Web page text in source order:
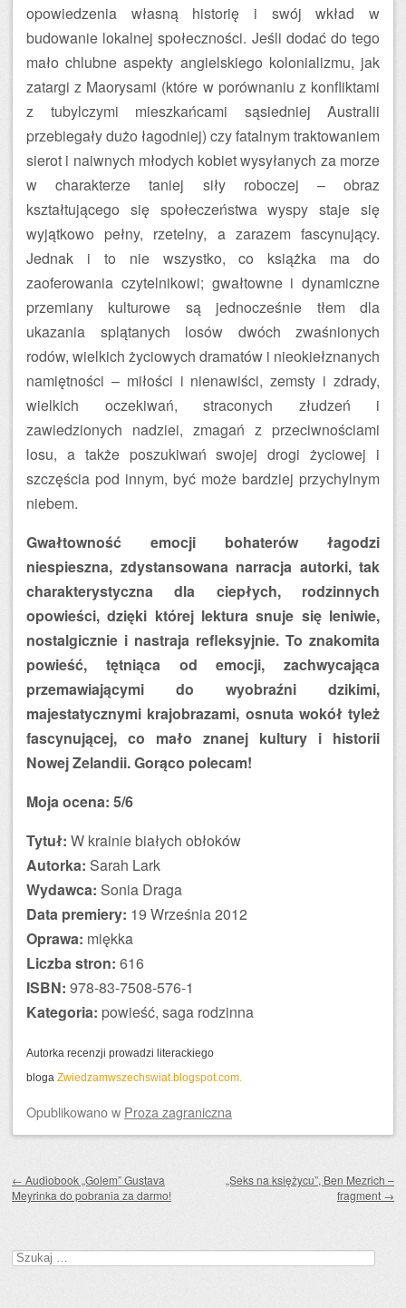
opowiedzenia własną historię i swój wkład w
budowanie lokalnej społeczności. Jeśli dodać do tego
mało chlubne aspekty angielskiego kolonializmu, jak
zatargi z Maorysami (które w porównaniu z konfliktami
z tubylczymi mieszkańcami sąsiedniej Australii
przebiegały dużo łagodniej) czy fatalnym traktowaniem
sierot i naiwnych młodych kobiet wysyłanych za morze
w charakterze taniej siły roboczej – obraz
kształtującego się społeczeństwa wyspy staje się
wyjątkowo pełny, rzetelny, a zarazem fascynujący.
Jednak i to nie wszystko, co książka ma do
zaoferowania czytelnikowi; gwałtowne i dynamiczne
przemiany kulturowe są jednocześnie tłem dla
ukazania splątanych losów dwóch zwaśnionych
rodów, wielkich życiowych dramatów i nieokiełznanych
namiętności – miłości i nienawiści, zemsty i zdrady,
wielkich oczekiwań, straconych złudzeń i
zawiedzionych nadziei, zmagań z przeciwnościami
losu, a także poszukiwań swojej drogi życiowej i
szczęścia pod innym, być może bardziej przychylnym
niebem.
Gwałtowność emocji bohaterów łagodzi
niespieszna, zdystansowana narracja autorki, tak
charakterystyczna dla ciepłych, rodzinnych
opowieści, dzięki której lektura snuje się leniwie,
nostalgicznie i nastraja refleksyjnie. To znakomita
powieść, tętniąca od emocji, zachwycająca
przemawiającymi do wyobraźni dzikimi,
majestatycznymi krajobrazami, osnuta wokół tyleż
fascynującej, co mało znanej kultury i historii
Nowej Zelandii. Gorąco polecam!
Moja ocena: 5/6
Tytuł: W krainie białych obłoków
Autorka: Sarah Lark
Wydawca: Sonia Draga
Data premiery: 19 Września 2012
Oprawa: miękka
Liczba stron: 616
ISBN: 978-83-7508-576-1
Kategoria: powieść, saga rodzinna
Autorka recenzji prowadzi literackiego
bloga Zwiedzamwszechswiat.blogspot.com.
Opublikowanow Proza zagraniczna
← Audiobook „Golem” Gustava
Meyrinka do pobrania za darmo!
„Seks na księżycu”, Ben Mezrich –
fragment →
Szukaj: